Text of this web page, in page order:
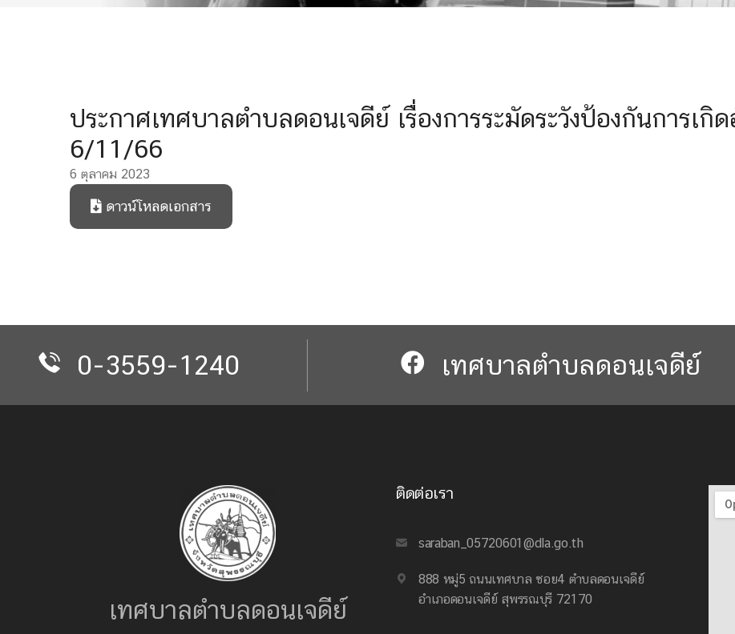
ประกาศเทศบาลตำบลดอนเจดีย์ เรื่องการระมัดระวังป้องกันการเ
6/11/66
6 ตุลาคม 2023
ดาวน์โหลดเอกสาร
0-3559-1240 เทศบาลตำบลดอนเจดีย์​​
เทศบาลตำบลดอนเจดีย์
ติดต่อเรา
saraban_05720601@dla.go.th
888 หมู่5 ถนนเทศบาล ซอย4 ตำบลดอนเจดีย์
อำเภอดอนเจดีย์ สุพรรณบุรี 72170